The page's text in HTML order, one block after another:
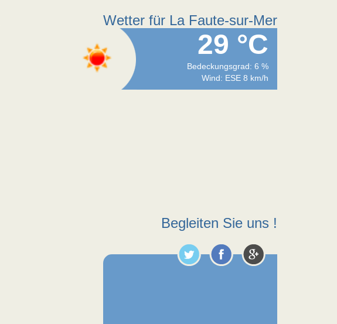
Wetter für La Faute-sur-Mer
29 °C
Bedeckungsgrad: 6 %
Wind: ESE 8 km/h
Begleiten Sie uns !